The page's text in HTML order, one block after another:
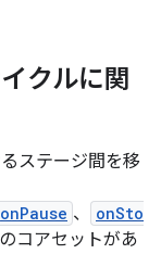
クルに関
ステージ間を移
onPause 、
onSto
コアセットがあ